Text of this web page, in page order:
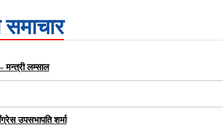
समाचार
मन्त्री लम्साल
उपसभापति शर्मा